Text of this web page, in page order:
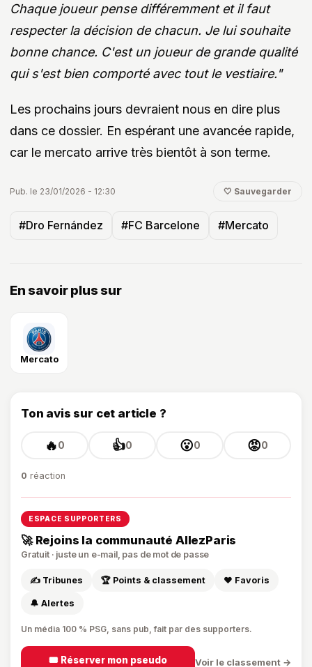
Chaque joueur pense différemment et il faut
respecter la décision de chacun. Je lui souhaite
bonne chance. C'est un joueur de grande qualité
qui s'est bien comporté avec tout le vestiaire."
Les prochains jours devraient nous en dire plus
dans ce dossier. En espérant une avancée rapide,
car le mercato arrive très bientôt à son terme.
Pub. le 23/01/2026 - 12:30 🤍 Sauvegarder
#Dro Fernández #FC Barcelone #Mercato
En savoir plus sur
Mercato
Ton avis sur cet article ?
🔥0 👍0 😮0 😡0
0 réaction
ESPACE SUPPORTERS
🚀 Rejoins la communauté AllezParis
Gratuit · juste un e-mail, pas de mot de passe
✍️ Tribunes 🏆 Points & classement ❤️ Favoris
🔔 Alertes
Un média 100 % PSG, sans pub, fait par des supporters.
🎟️ Réserver mon pseudo Voir le classement →